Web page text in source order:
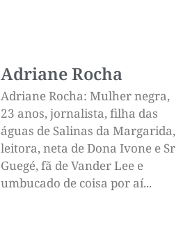
Adriane Rocha
Adriane Rocha: Mulher negra,
23 anos, jornalista, filha das
águas de Salinas da Margarida,
leitora, neta de Dona Ivone e Sr
Guegé, fã de Vander Lee e
umbucado de coisa por aí...